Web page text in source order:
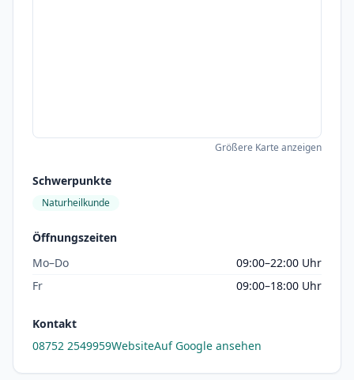
Größere Karte anzeigen
Schwerpunkte
Naturheilkunde
Öffnungszeiten
Mo–Do
09:00–22:00 Uhr
Fr
09:00–18:00 Uhr
Kontakt
08752 2549959WebsiteAuf Google ansehen